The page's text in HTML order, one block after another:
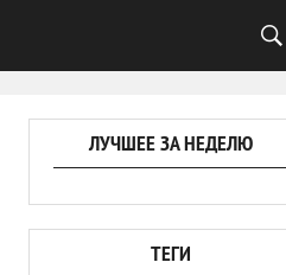
ЛУЧШЕЕ ЗА НЕДЕЛЮ
ТЕГИ